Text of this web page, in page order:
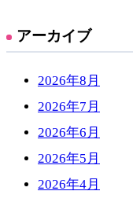
アーカイブ
2026年8月
2026年7月
2026年6月
2026年5月
2026年4月